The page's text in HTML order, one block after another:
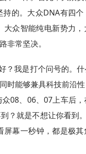
的。大众DNA有四个
众智能纯电新势力
非常坚决。
？我是打个问号的。
能够兼具科技前沿性
08、06、07上车后
？就是不想让你看到
幕一秒钟，都是极